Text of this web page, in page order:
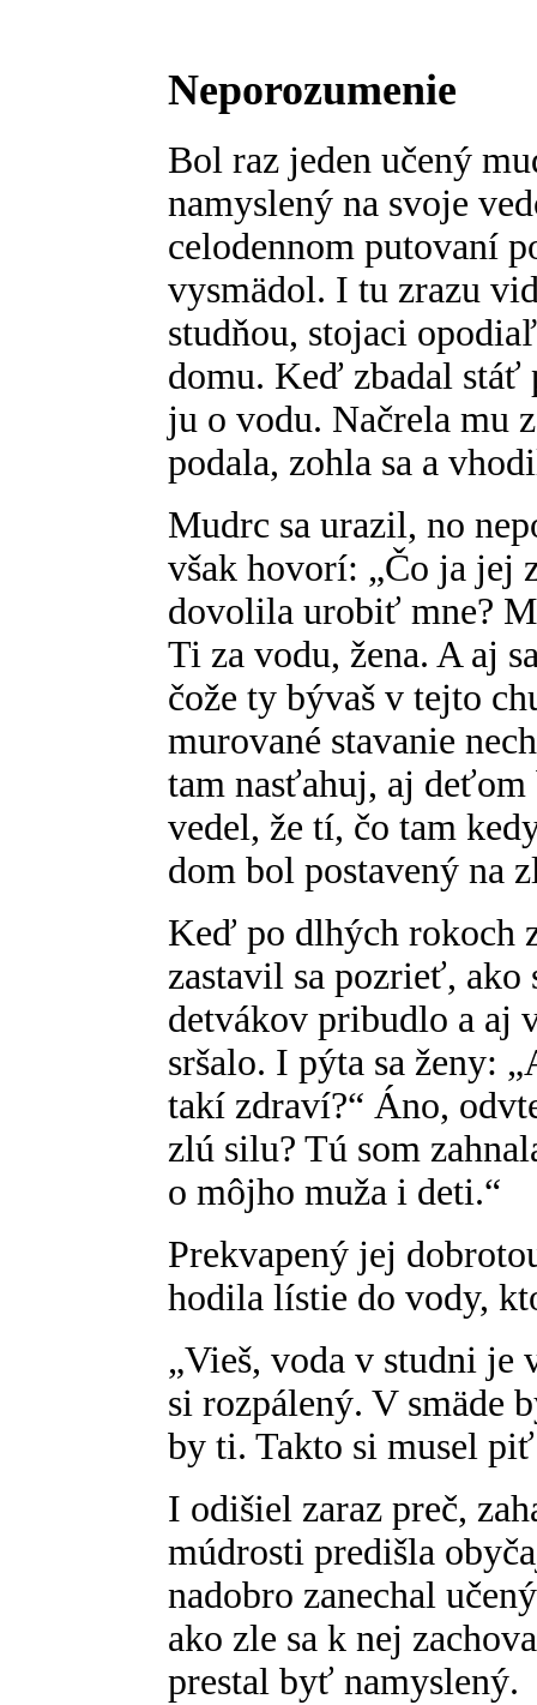
Neporozumenie
Bol raz jeden učený
namyslený na svoje
celodennom putovaní
vysmädol. I tu zrazu
studňou, stojaci
domu. Keď zbadal stáť
ju o vodu. Načrela mu
podala, zohla sa a
Mudrc sa urazil, no
však hovorí: „Čo ja jej
dovolila urobiť mne?
Ti za vodu, žena. A aj
čože ty bývaš v tejto
murované stavanie
tam nasťahuj, aj deťom
vedel, že tí, čo tam
dom bol postavený na
Keď po dlhých rokoch
zastavil sa pozrieť, ako
detvákov pribudlo a aj
sršalo. I pýta sa ženy:
takí zdraví?“ Áno,
zlú silu? Tú som
o môjho muža i deti.“
Prekvapený jej
hodila lístie do vody,
„Vieš, voda v studni je
si rozpálený. V smäde
by ti. Takto si musel
I odišiel zaraz preč,
múdrosti predišla
nadobro zanechal
ako zle sa k nej
prestal byť namyslený.